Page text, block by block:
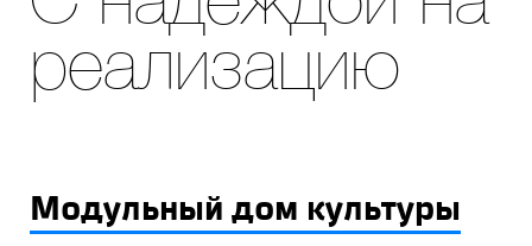
реализацию
Модульный дом культуры